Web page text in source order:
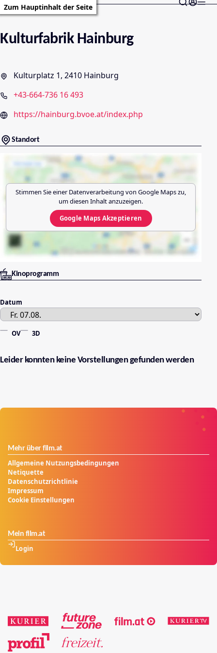
Zum Hauptinhalt der Seite
Kulturfabrik Hainburg
Kulturplatz 1, 2410 Hainburg
+43-664-736 16 493
https://hainburg.bvoe.at/index.php
Standort
Stimmen Sie einer Datenverarbeitung von Google Mapszu,
um diesen Inhalt anzuzeigen.
Google Maps Akzeptieren
Kinoprogramm
Datum
OV 3D
Leider konnten keine Vorstellungen gefunden werden
Mehr über film.at
Allgemeine Nutzungsbedingungen
Netiquette
Datenschutzrichtlinie
Impressum
Cookie Einstellungen
Mein film.at
Login